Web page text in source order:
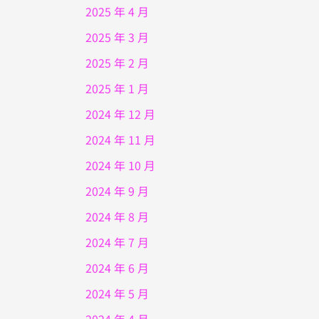
2025 年 4 月
2025 年 3 月
2025 年 2 月
2025 年 1 月
2024 年 12 月
2024 年 11 月
2024 年 10 月
2024 年 9 月
2024 年 8 月
2024 年 7 月
2024 年 6 月
2024 年 5 月